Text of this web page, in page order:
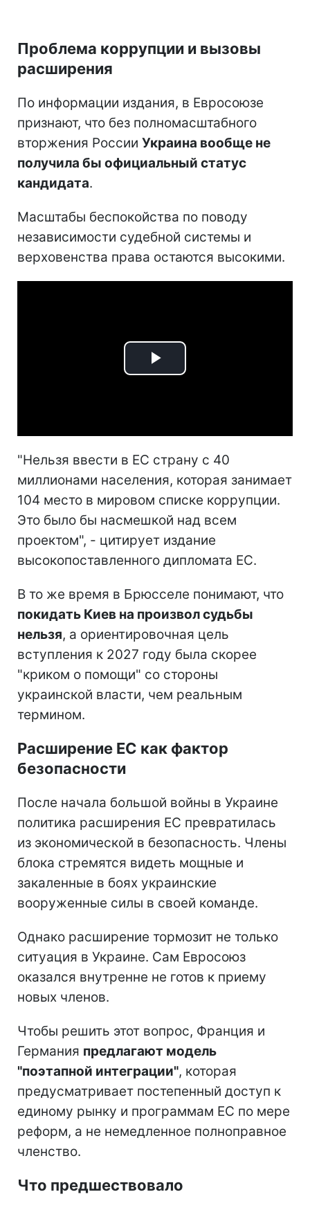
Проблема коррупции и вызовы
расширения
По информации издания, в Евросоюзе
признают, что без полномасштабного
вторжения России Украина вообще не
получила бы официальный статус
кандидата.
Масштабы беспокойства по поводу
независимости судебной системы и
верховенства права остаются высокими.
Play
"Нельзя ввести в ЕС страну с 40
миллионами населения, которая занимает
104 место в мировом списке коррупции.
Это было бы насмешкой над всем
проектом", - цитирует издание
высокопоставленного дипломата ЕС.
В то же время в Брюсселе понимают, что
покидать Киев на произвол судьбы
нельзя, а ориентировочная цель
вступления к 2027 году была скорее
"криком о помощи" со стороны
украинской власти, чем реальным
термином.
Расширение ЕС как фактор
безопасности
После начала большой войны в Украине
политика расширения ЕС превратилась
из экономической в безопасность. Члены
блока стремятся видеть мощные и
закаленные в боях украинские
вооруженные силы в своей команде.
Однако расширение тормозит не только
ситуация в Украине. Сам Евросоюз
оказался внутренне не готов к приему
новых членов.
Чтобы решить этот вопрос, Франция и
Германия предлагают модель
"поэтапной интеграции", которая
предусматривает постепенный доступ к
единому рынку и программам ЕС по мере
реформ, а не немедленное полноправное
членство.
Что предшествовало